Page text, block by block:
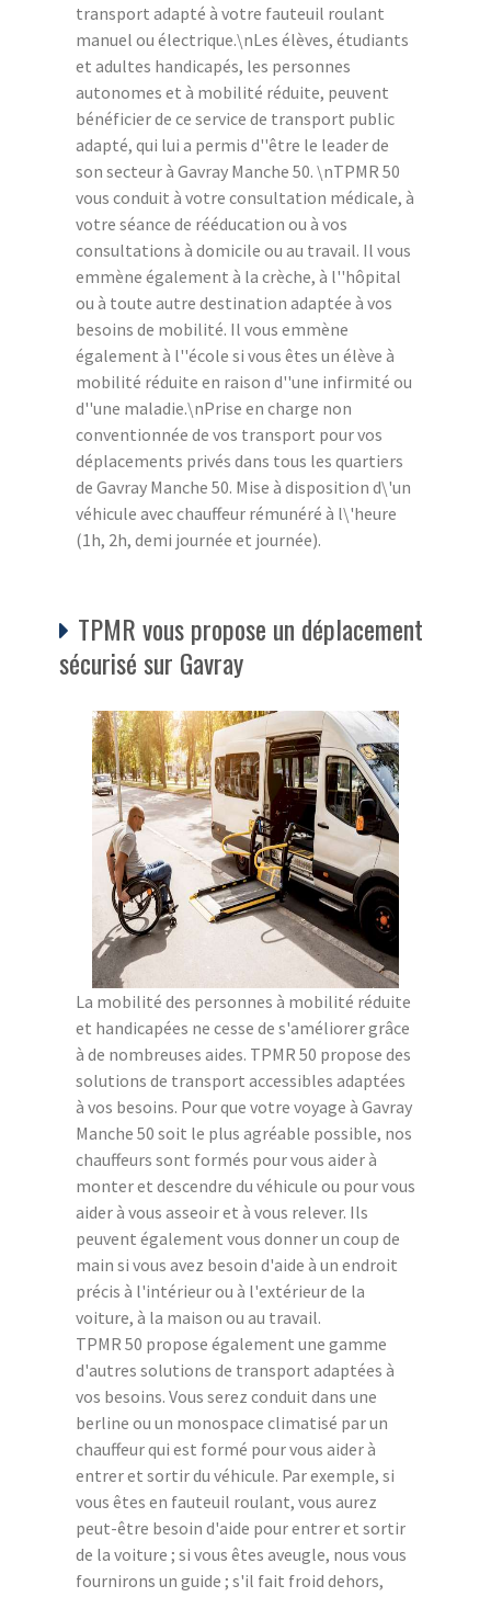
transport adapté à votre fauteuil roulant
manuel ou électrique.\nLes élèves, étudiants
et adultes handicapés, les personnes
autonomes et à mobilité réduite, peuvent
bénéficier de ce service de transport public
adapté, qui lui a permis d''être le leader de
son secteur à Gavray Manche 50. \nTPMR 50
vous conduit à votre consultation médicale, à
votre séance de rééducation ou à vos
consultations à domicile ou au travail. Il vous
emmène également à la crèche, à l''hôpital
ou à toute autre destination adaptée à vos
besoins de mobilité. Il vous emmène
également à l''école si vous êtes un élève à
mobilité réduite en raison d''une infirmité ou
d''une maladie.\nPrise en charge non
conventionnée de vos transport pour vos
déplacements privés dans tous les quartiers
de Gavray Manche 50. Mise à disposition d\'un
véhicule avec chauffeur rémunéré à l\'heure
(1h, 2h, demi journée et journée).
TPMR vous propose un déplacement
sécurisé sur Gavray
La mobilité des personnes à mobilité réduite
et handicapées ne cesse de s'améliorer grâce
à de nombreuses aides. TPMR 50 propose des
solutions de transport accessibles adaptées
à vos besoins. Pour que votre voyage à Gavray
Manche 50 soit le plus agréable possible, nos
chauffeurs sont formés pour vous aider à
monter et descendre du véhicule ou pour vous
aider à vous asseoir et à vous relever. Ils
peuvent également vous donner un coup de
main si vous avez besoin d'aide à un endroit
précis à l'intérieur ou à l'extérieur de la
voiture, à la maison ou au travail.
TPMR 50 propose également une gamme
d'autres solutions de transport adaptées à
vos besoins. Vous serez conduit dans une
berline ou un monospace climatisé par un
chauffeur qui est formé pour vous aider à
entrer et sortir du véhicule. Par exemple, si
vous êtes en fauteuil roulant, vous aurez
peut-être besoin d'aide pour entrer et sortir
de la voiture ; si vous êtes aveugle, nous vous
fournirons un guide ; s'il fait froid dehors,